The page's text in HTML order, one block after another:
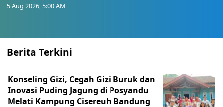
5 Aug 2026, 5:00 AM
Berita Terkini
Konseling Gizi, Cegah Gizi Buruk dan
Inovasi Puding Jagung di Posyandu
Melati Kampung Cisereuh Bandung